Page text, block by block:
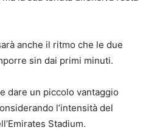
anche il ritmo che le due
sin dai primi minuti.
dare un piccolo vantaggio
l’intensità del
Stadium.